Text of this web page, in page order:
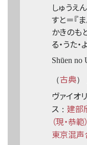
しゅうえ
すと＝『
かきのも
る・うた・
Shūen no
（古典）
ヴァイオ
ス ： 建部
（現・恭範）
東京混声